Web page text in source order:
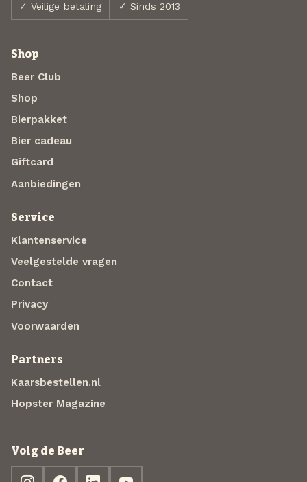
✓ Veilige betaling ✓ Sinds 2013
Shop
Beer Club
Shop
Bierpakket
Bier cadeau
Giftcard
Aanbiedingen
Service
Klantenservice
Veelgestelde vragen
Contact
Privacy
Voorwaarden
Partners
Kaarsbestellen.nl
Hopster Magazine
Volg de Beer